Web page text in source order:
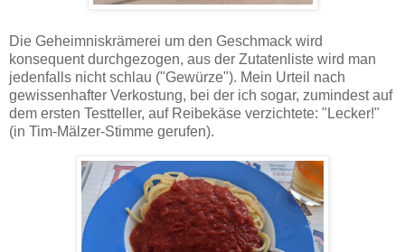
Die Geheimniskrämerei um den Geschmack wird
konsequent durchgezogen, aus der Zutatenliste wird man
jedenfalls nicht schlau ("Gewürze"). Mein Urteil nach
gewissenhafter Verkostung, bei der ich sogar, zumindest auf
dem ersten Testteller, auf Reibekäse verzichtete: "Lecker!"
(in Tim-Mälzer-Stimme gerufen).